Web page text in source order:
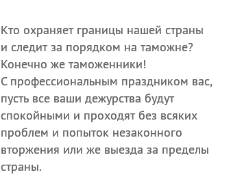
Кто охраняет границы нашей страны
и следит за порядком на таможне?
Конечно же таможенники!
С профессиональным праздником вас,
пусть все ваши дежурства будут
спокойными и проходят без всяких
проблем и попыток незаконного
вторжения или же выезда за пределы
страны.